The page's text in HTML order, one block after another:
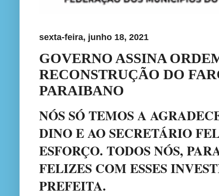
sexta-feira, junho 18, 2021
GOVERNO ASSINA
RECONSTRUÇÃO DO
PARAIBANO
NÓS SÓ TEMOS A
DINO E AO SECRETÁRIO
ESFORÇO. TODOS NÓS,
FELIZES COM ESSES
PREFEITA.